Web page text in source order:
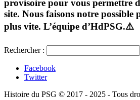
provisoire pour vous permettre
site. Nous faisons notre possible
plus vite. L’équipe d’HdPSG.⚠️
Rechercher :
Facebook
Twitter
Histoire du PSG © 2017 - 2025 - Tous